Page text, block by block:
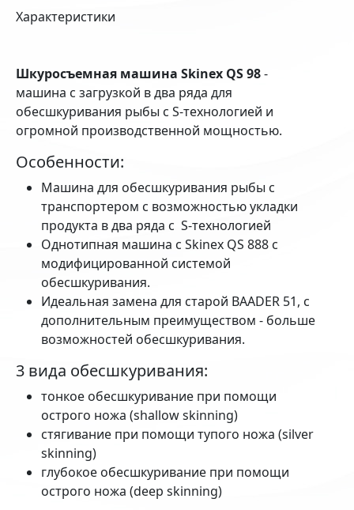
Характеристики
Шкуросъемная машина Skinex QS 98-
машина с загрузкой в два ряда для
обесшкуривания рыбы с S-технологией и
огромной производственной мощностью.
Особенности:
Машина для обесшкуривания рыбы с
транспортером с возможностью укладки
продукта в два ряда с S-технологией
Однотипная машина с Skinex QS 888 с
модифицированной системой
обесшкуривания.
Идеальная замена для старой BAADER 51, с
дополнительным преимуществом - больше
возможностей обесшкуривания.
3 вида обесшкуривания:
тонкое обесшкуривание при помощи
острого ножа (shallow skinning)
стягивание при помощи тупого ножа (silver
skinning)
глубокое обесшкуривание при помощи
острого ножа (deep skinning)